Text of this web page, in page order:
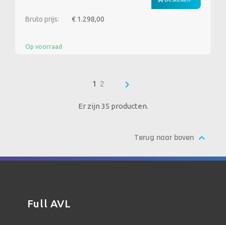
Bruto prijs: € 1.298,00
Op voorraad
1 2 
Er zijn 35 producten.
Terug naar boven 
Full AVL